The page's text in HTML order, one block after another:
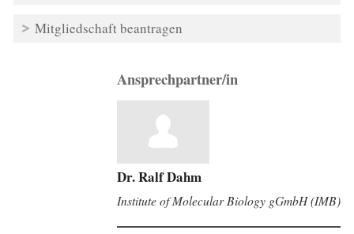
Mitgliedschaft beantragen
Ansprechpartner/in
Dr. Ralf Dahm
Institute of Molecular Biology gGmbH (IMB)